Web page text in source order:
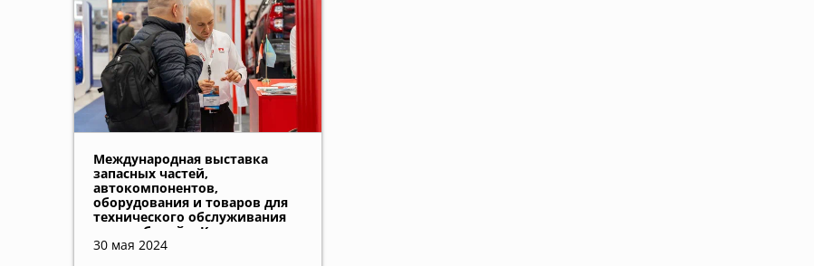
Международная выставка
запасных частей,
автокомпонентов,
оборудования и товаров для
технического обслуживания
автомобилей в Казахстане и
Центральной Азии
30 мая 2024